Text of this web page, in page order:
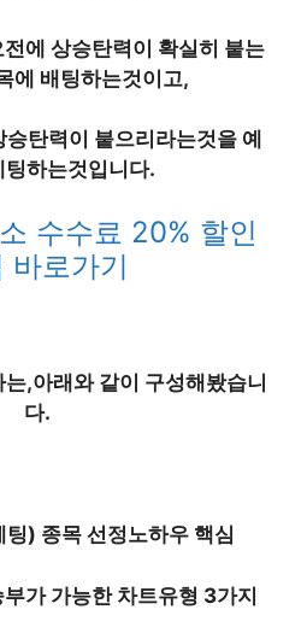
에 상승탄력이 확실히 붙는
에 배팅하는것이고,
탄력이 붙으리라는것을 예
팅하는것입니다.
수수료 20% 할인
바로가기
,아래와 같이 구성해봤습니
다.
) 종목 선정노하우 핵심
가 가능한 차트유형 3가지